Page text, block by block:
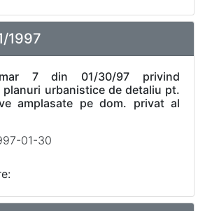
1997
7 din 01/30/97 privind
planuri urbanistice de detaliu pt.
amplasate pe dom. privat al
01-30